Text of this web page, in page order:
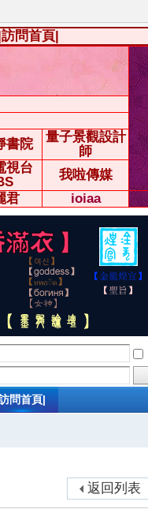
問首頁|
書院
量子景觀設計
師
視台
我啦傳媒
君 ioiaa
問首頁|
返回列表